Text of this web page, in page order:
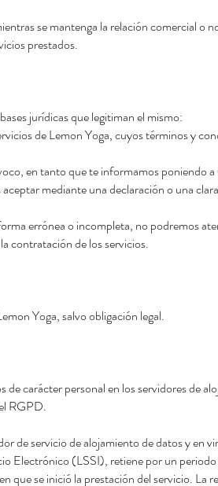
se mantenga la relación comercial o
prestados.
jurídicas que legitiman el mismo:
de Lemon Yoga, cuyos términos y
en tanto que te informamos poniendo
mediante una declaración o una
errónea o incompleta, no podremos
contratación de los servicios.
Yoga, salvo obligación legal.
de carácter personal en los servidores de
RGPD.
servicio de alojamiento de datos y en
Electrónico (LSSI), retiene por un
que se inició la prestación del servicio. La